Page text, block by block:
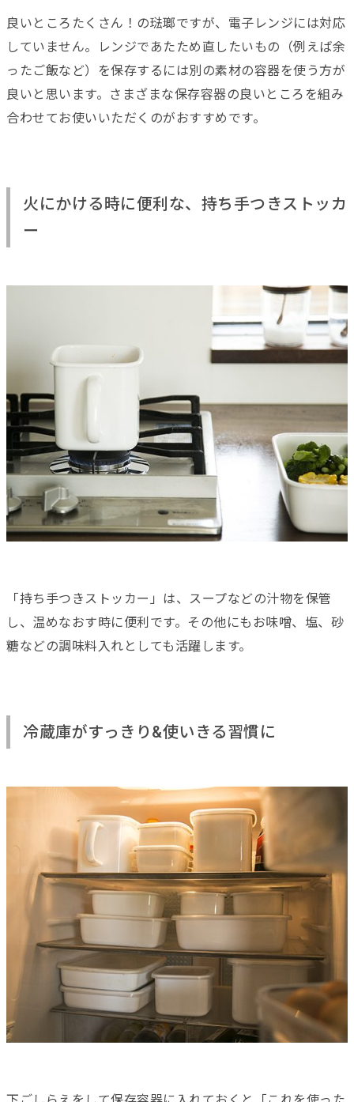
良いところたくさん！の琺瑯ですが、電子レンジには対応
していません。レンジであたため直したいもの（例えば余
ったご飯など）を保存するには別の素材の容器を使う方が
良いと思います。さまざまな保存容器の良いところを組み
合わせてお使いいただくのがおすすめです。
火にかける時に便利な、持ち手つきストッカ
ー
「持ち手つきストッカー」は、スープなどの汁物を保管
し、温めなおす時に便利です。その他にもお味噌、塩、砂
糖などの調味料入れとしても活躍します。
冷蔵庫がすっきり&使いきる習慣に